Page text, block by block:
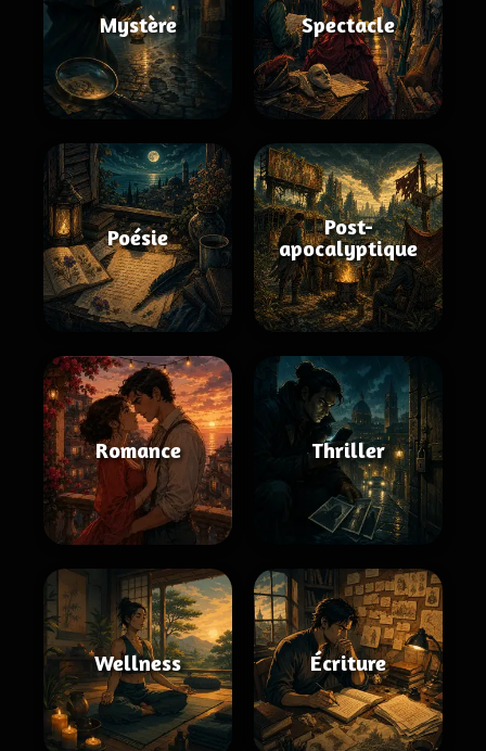
Mystère Spectacle
Poésie
Post-
apocalyptique
Romance Thriller
Wellness Écriture